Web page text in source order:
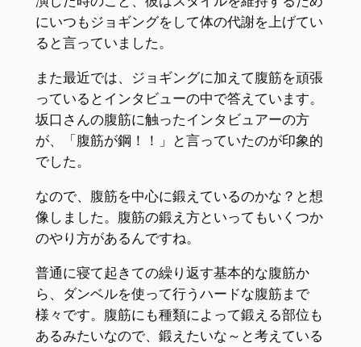
にいつもジョギングをして体の代謝を上げてい
ると言っていました。
また最近では、ジョギングに加えて腹筋を頑張
っているとインタビューの中で答えています。
坂口さんの腹筋に触ったインタビュアーの方
が、「腹筋が鋼！！」と言っていたのが印象的
でした。
なので、腹筋を中心に鍛えているのかな？と想
像しました。腹筋の鍛え方といってもいくつか
のやり方があるんですね。
普通に寝て起きての繰り返す基本的な腹筋か
ら、ダンベルを使って行うハードな腹筋まで
様々です。腹筋にも種類によって鍛える部位も
あるみたいなので、鍛えたいな～と考えている